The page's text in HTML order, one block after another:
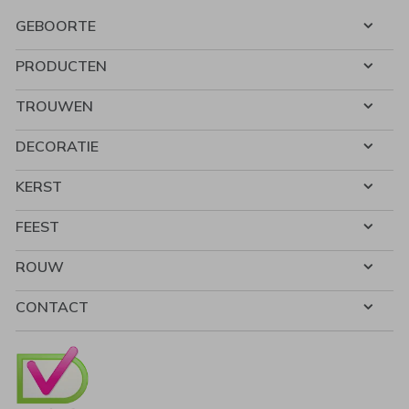
GEBOORTE
PRODUCTEN
TROUWEN
DECORATIE
KERST
FEEST
ROUW
CONTACT